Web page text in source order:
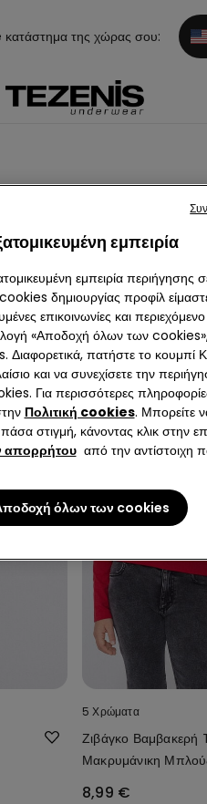
της χώρας σου:
5 Χρώματα
Ζιβάγκο
Μακρυμάνικη
8,99 €
εμπειρία
εμπειρία περιήγησης
δημιουργίας προφίλ
επικοινωνίες και
«Αποδοχή όλων των
πατήστε το κουμπί
και να συνεχίσετε την
Για περισσότερες
Πολιτική cookies. Μπορείτε
στιγμή, κάνοντας κλικ στην
απορρήτουαπό την αντίστοιχη
όλων των cookies